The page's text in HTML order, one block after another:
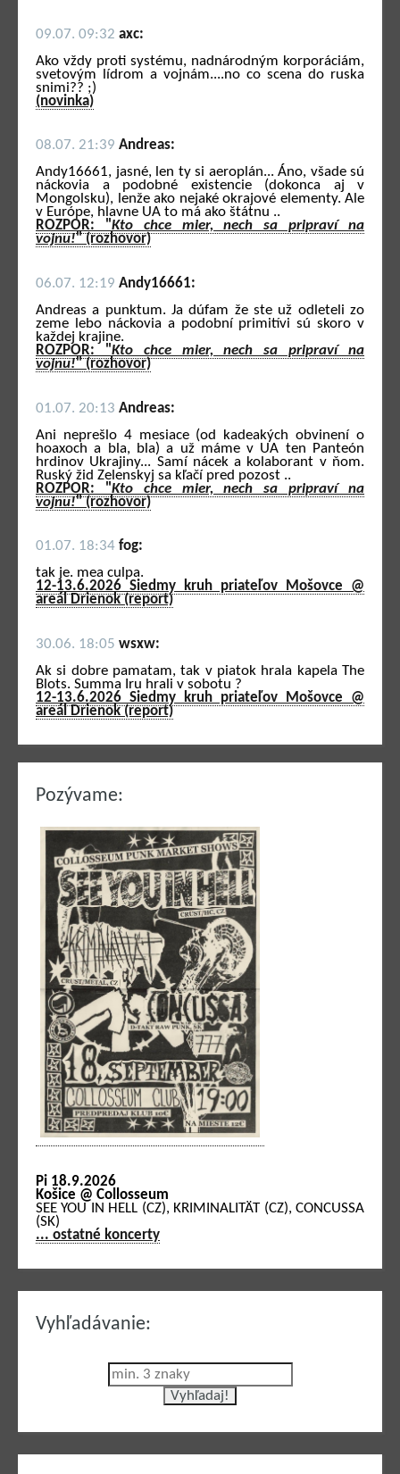
09.07. 09:32 axc:
Ako vždy proti systému, nadnárodným korporáciám,
svetovým lídrom a vojnám....no co scena do ruska
snimi?? ;)
(novinka)
08.07. 21:39 Andreas:
Andy16661, jasné, len ty si aeroplán... Áno, všade sú
náckovia a podobné existencie (dokonca aj v
Mongolsku), lenže ako nejaké okrajové elementy. Ale
v Európe, hlavne UA to má ako štátnu ..
ROZPOR: "Kto chce mier, nech sa pripraví na
vojnu!" (rozhovor)
06.07. 12:19 Andy16661:
Andreas a punktum. Ja dúfam že ste už odleteli zo
zeme lebo náckovia a podobní primitívi sú skoro v
každej krajine.
ROZPOR: "Kto chce mier, nech sa pripraví na
vojnu!" (rozhovor)
01.07. 20:13 Andreas:
Ani neprešlo 4 mesiace (od kadeakých obvinení o
hoaxoch a bla, bla) a už máme v UA ten Panteón
hrdinov Ukrajiny... Samí nácek a kolaborant v ňom.
Ruský žid Zelenskyj sa kľačí pred pozost ..
ROZPOR: "Kto chce mier, nech sa pripraví na
vojnu!" (rozhovor)
01.07. 18:34 fog:
tak je. mea culpa.
12-13.6.2026 Siedmy kruh priateľov Mošovce @
areál Drienok (report)
30.06. 18:05 wsxw:
Ak si dobre pamatam, tak v piatok hrala kapela The
Blots. Summa Iru hrali v sobotu ?
12-13.6.2026 Siedmy kruh priateľov Mošovce @
areál Drienok (report)
Pozývame:
Pi 18.9.2026
Košice @ Collosseum
SEE YOU IN HELL (CZ), KRIMINALITÄT (CZ), CONCUSSA
(SK)
... ostatné koncerty
Vyhľadávanie: